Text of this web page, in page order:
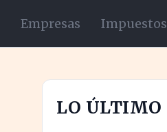
Empresas Impuestos
LO ÚLTIMO